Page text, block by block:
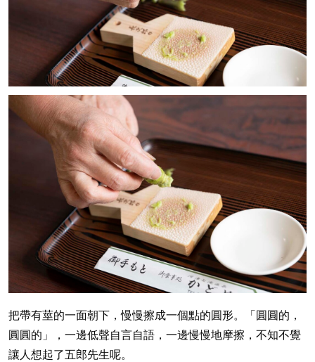
把帶有莖的一面朝下，慢慢擦成一個點的圓形。「圓圓的，
圓圓的」，一邊低聲自言自語，一邊慢慢地摩擦，不知不覺
讓人想起了五郎先生呢。